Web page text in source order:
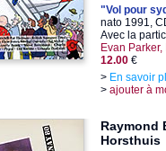
"Vol pour
nato 1991,
Avec la
Evan
12.00 €
> En savoir
> ajouter à
Raymond
Horsthuis